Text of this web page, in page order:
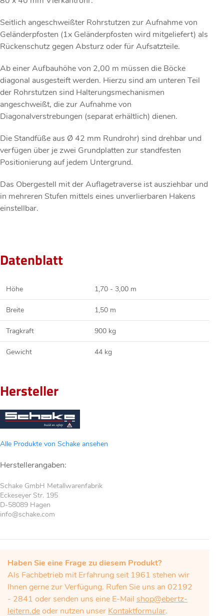
Seitlich angeschweißter Rohrstutzen zur Aufnahme von
Geländerpfosten (1x Geländerpfosten wird mitgeliefert) als
Rückenschutz gegen Absturz oder für Aufsatzteile.
Ab einer Aufbauhöhe von 2,00 m müssen die Böcke
diagonal ausgesteift werden. Hierzu sind am unteren Teil
der Rohrstutzen sind Halterungsmechanismen
angeschweißt, die zur Aufnahme von
Diagonalverstrebungen (separat erhältlich) dienen.
Die Standfüße aus Ø 42 mm Rundrohr) sind drehbar und
verfügen über je zwei Grundplatten zur standfesten
Positionierung auf jedem Untergrund.
Das Obergestell mit der Auflagetraverse ist ausziehbar und
in mehreren Stufen mittels eines unverlierbaren Hakens
einstellbar.
Datenblatt
Höhe 1,70 - 3,00 m
Breite 1,50 m
Tragkraft 900 kg
Gewicht 44 kg
Hersteller
Alle Produkte von Schake ansehen
Herstellerangaben:
Schake GmbH Metallwarenfabrik
Eckeseyer Str. 195
D-58089 Hagen
info@schake.com
Haben Sie eine Frage zu diesem Produkt?
Als Fachbetrieb mit Erfahrung seit 1961 stehen wir
Ihnen gerne zur Verfügung. Rufen Sie uns an 02192
- 2841 oder senden uns eine E-Mail shop@ebertz-
leitern.deoder nutzen unser Kontaktformular.